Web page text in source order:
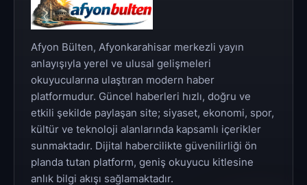
Afyon Bülten, Afyonkarahisar merkezli yayın
anlayışıyla yerel ve ulusal gelişmeleri
okuyucularına ulaştıran modern haber
platformudur. Güncel haberleri hızlı, doğru ve
etkili şekilde paylaşan site; siyaset, ekonomi, spor,
kültür ve teknoloji alanlarında kapsamlı içerikler
sunmaktadır. Dijital habercilikte güvenilirliği ön
planda tutan platform, geniş okuyucu kitlesine
anlık bilgi akışı sağlamaktadır.